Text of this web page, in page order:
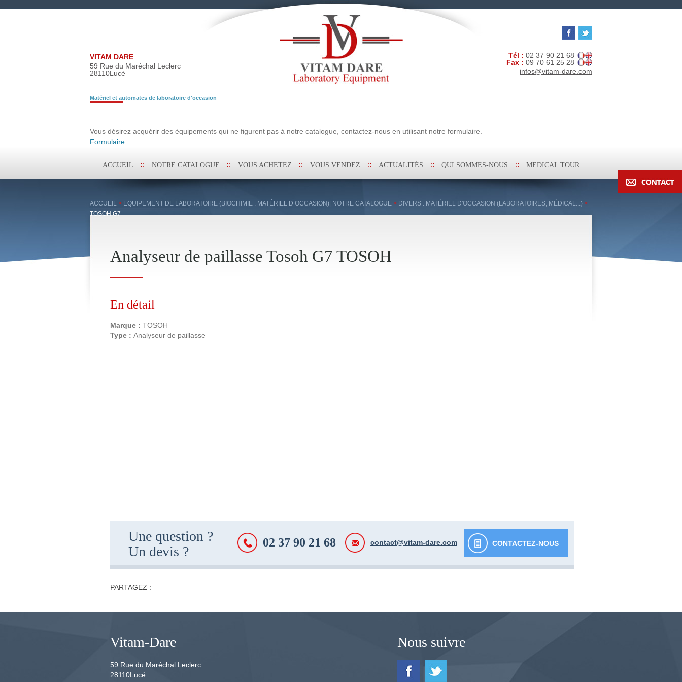
Tél : 02 37 90 21 68
Fax : 09 70 61 25 28
infos@vitam-dare.com
VITAM DARE
59 Rue du Maréchal Leclerc
28110Lucé
Matériel et automates de laboratoire d'occasion
Vous désirez acquérir des équipements qui ne figurent pas à notre catalogue, contactez-nous en utilisant notre formulaire.
Formulaire
contenu
ACCUEIL NOTRE CATALOGUE VOUS ACHETEZ VOUS VENDEZ ACTUALITÉS QUI SOMMES-NOUS MEDICAL TOUR
ACCUEIL > EQUIPEMENT DE LABORATOIRE (BIOCHIMIE : MATÉRIEL D’OCCASION)| NOTRE CATALOGUE > DIVERS : MATÉRIEL D'OCCASION (LABORATOIRES, MÉDICAL...) >
TOSOH G7
Analyseur de paillasse Tosoh G7 TOSOH
En détail
Marque : TOSOH
Type : Analyseur de paillasse
Une question ?
Un devis ?
02 37 90 21 68 contact@vitam-dare.com CONTACTEZ-NOUS
PARTAGEZ :
Vitam-Dare
59 Rue du Maréchal Leclerc
28110Lucé
Nous suivre